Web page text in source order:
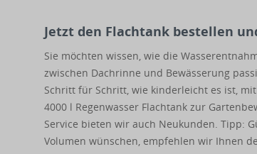
Jetzt den Flachtank bestellen
Sie möchten wissen, wie die
zwischen Dachrinne und Bewässerung
Schritt für Schritt, wie kinderleicht es ist,
4000 l Regenwasser Flachtank zur
Service bieten wir auch Neukunden. Tipp:
Volumen wünschen, empfehlen wir Ihnen